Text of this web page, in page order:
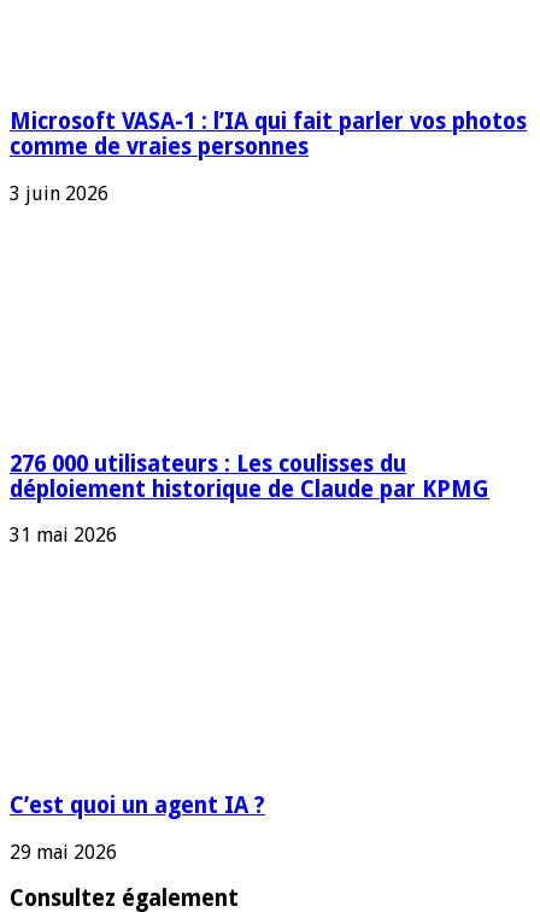
Microsoft VASA-1 : l’IA qui fait parler vos photos
comme de vraies personnes
3 juin 2026
276 000 utilisateurs : Les coulisses du
déploiement historique de Claude par KPMG
31 mai 2026
C’est quoi un agent IA ?
29 mai 2026
Consultez également